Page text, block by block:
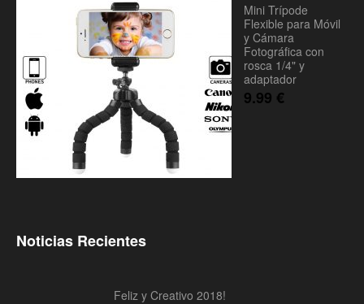
Mini Trípode
Flexible para Móvil
y Cámara
Fotográfica con
rosca 1/4" y
adaptador
9.99 €
Noticias Recientes
Feliz y Creativo 2018!